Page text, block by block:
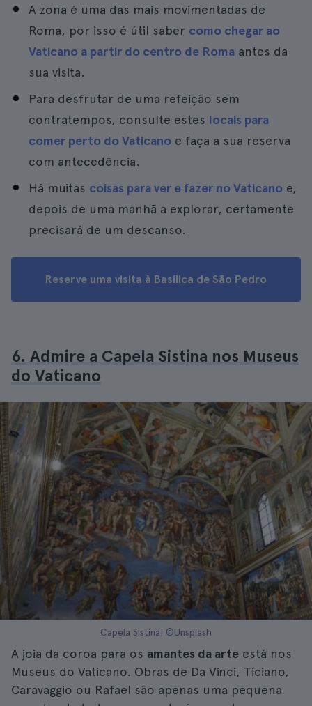
A zona é uma das mais movimentadas de
Roma, por isso é útil saber como chegar ao
Vaticano a partir do centro de Roma antes da
sua visita.
Para desfrutar de uma refeição sem
contratempos, consulte estes locais para
comer perto do Vaticano e faça a sua reserva
com antecedência.
Há muitas coisas para ver e fazer no Vaticano e,
depois de uma manhã a explorar, certamente
precisará de um descanso.
Reserve uma visita à Basílica de São Pedro
6. Admire a Capela Sistina nos Museus
do Vaticano
Capela Sistina| ©Unsplash
A joia da coroa para os amantes da arte está nos
Museus do Vaticano. Obras de Da Vinci, Ticiano,
Caravaggio ou Rafael são apenas uma pequena